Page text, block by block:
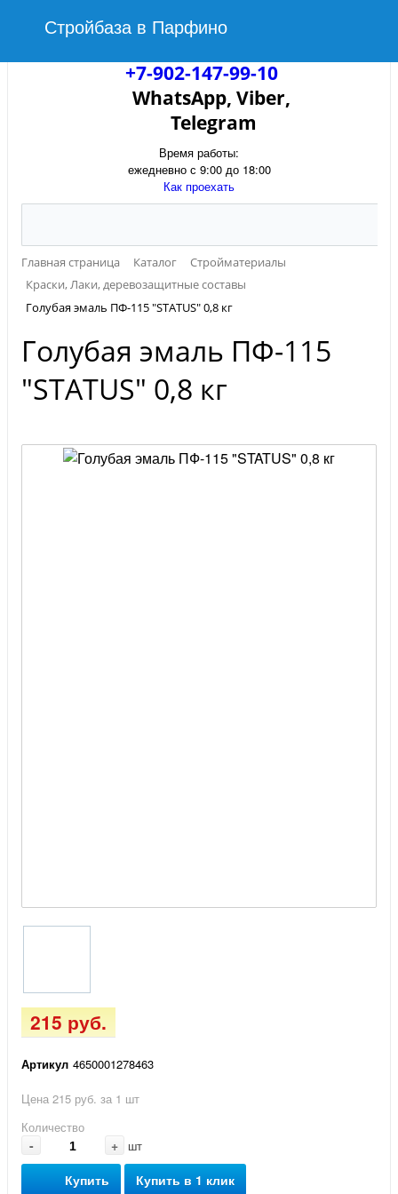
Стройбаза в Парфино
+7-902-147-99-10
WhatsApp, Viber,
Telegram
Время работы:
ежедневно с 9:00 до 18:00
Как проехать
Главная страница Каталог
Стройматериалы
Краски, Лаки, деревозащитные составы
Голубая эмаль ПФ-115 "STATUS" 0,8 кг
Голубая эмаль ПФ-115
"STATUS" 0,8 кг
215 руб.
Артикул 4650001278463
Цена 215 руб. за 1 шт
Количество
- + шт
Купить Купить в 1 клик